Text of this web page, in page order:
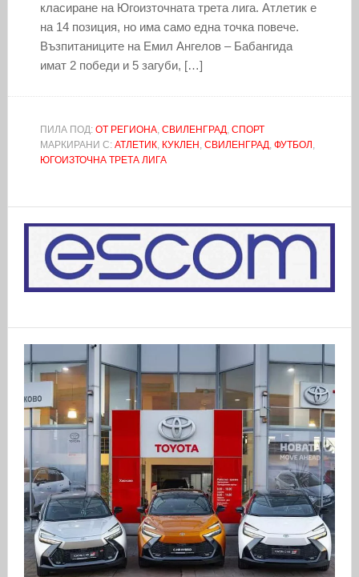
класиране на Югоизточната трета лига. Атлетик е
на 14 позиция, но има само една точка повече.
Възпитаниците на Емил Ангелов – Бабангида
имат 2 победи и 5 загуби, […]
ПИЛА ПОД: ОТ РЕГИОНА, СВИЛЕНГРАД, СПОРТ
МАРКИРАНИ С: АТЛЕТИК, КУКЛЕН , СВИЛЕНГРАД, ФУТБОЛ ,
ЮГОИЗТОЧНА ТРЕТА ЛИГА